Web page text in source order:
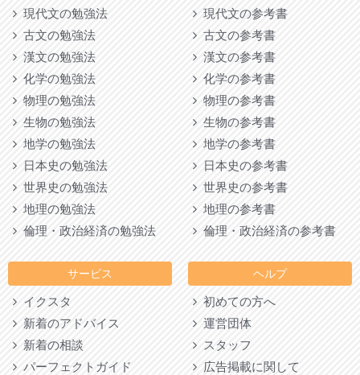
現代文の勉強法
古文の勉強法
漢文の勉強法
化学の勉強法
物理の勉強法
生物の勉強法
地学の勉強法
日本史の勉強法
世界史の勉強法
地理の勉強法
倫理・政治経済の勉強法
サービス
イクスタ
新着のアドバイス
新着の相談
パーフェクトガイド
現代文の参考書
古文の参考書
漢文の参考書
化学の参考書
物理の参考書
生物の参考書
地学の参考書
日本史の参考書
世界史の参考書
地理の参考書
倫理・政治経済の参考書
ヘルプ
初めての方へ
運営団体
スタッフ
広告掲載に関して